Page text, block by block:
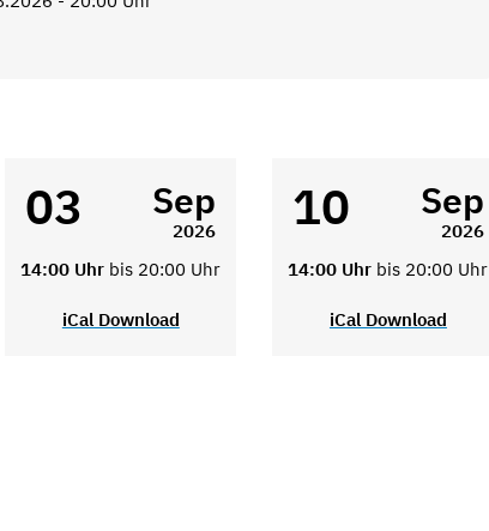
03 Sep
2026
14:00 Uhr bis 20:00 Uhr
iCal Download
10 Sep
2026
14:00 Uhr bis 20:00 Uhr
iCal Download